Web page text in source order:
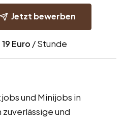
Jetzt bewerben
19 Euro / Stunde
und Minijobs in
und